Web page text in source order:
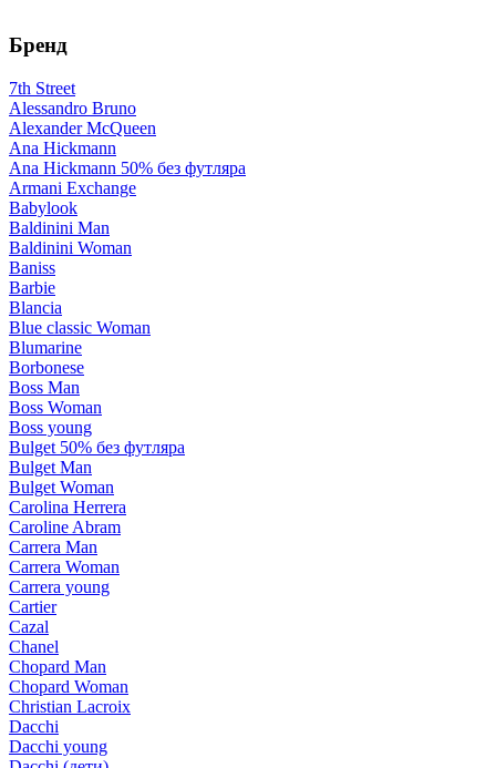
Бренд
7th Street
Alessandro Bruno
Alexander McQueen
Ana Hickmann
Ana Hickmann 50% без футляра
Armani Exchange
Babylook
Baldinini Man
Baldinini Woman
Baniss
Barbie
Blancia
Blue classic Woman
Blumarine
Borbonese
Boss Man
Boss Woman
Boss young
Bulget 50% без футляра
Bulget Man
Bulget Woman
Carolina Herrera
Caroline Abram
Carrera Man
Carrera Woman
Carrera young
Cartier
Cazal
Chanel
Chopard Man
Chopard Woman
Christian Lacroix
Dacchi
Dacchi young